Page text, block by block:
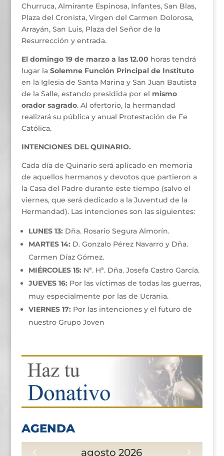
Churruca, Almirante Espinosa, Infantes, San Blas,
Plaza del Cronista, Virgen del Carmen Dolorosa,
Arrayán, San Luis, Plaza del Señor de la
Resurrección y entrada.
El domingo 19 de marzo a las 12.00 horas tendrá
lugar la Solemne Función Principal de Instituto
en la Iglesia de Santa Marina y San Juan Bautista
de la Salle, estando presidida por el mismo
orador sagrado. Al ofertorio, la hermandad
realizará su pública y anual Protestación de Fe
Católica.
INTENCIONES DEL QUINARIO.
Cada día de Quinario será aplicado en memoria
de aquellos hermanos y devotos que partieron a
la Casa del Padre durante este tiempo (salvo el
viernes, que será dedicado a la Juventud de la
Hermandad). Las intenciones son las siguientes:
LUNES 13: Dña. Rosario Segura Almorín.
MARTES 14: D. Gonzalo Pérez Navarro y Dña.
Carmen Díaz Gómez.
MIÉRCOLES 15: Nª. Hª. Dña. Josefa Castro García.
JUEVES 16: Por las víctimas de todas las guerras,
muy especialmente por las de Ucrania.
VIERNES 17: Por las intenciones y el futuro de
nuestro Grupo Joven
AGENDA
agosto 2026